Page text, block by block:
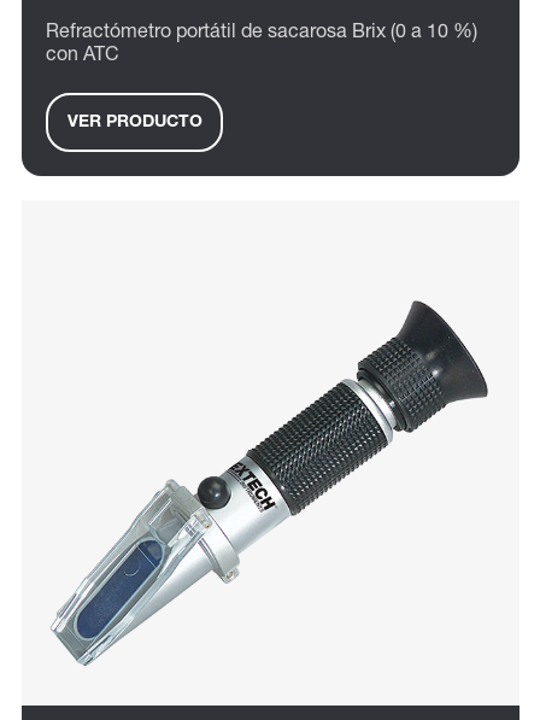
Refractómetro portátil de sacarosa Brix (0 a 10 %)
con ATC
VER PRODUCTO